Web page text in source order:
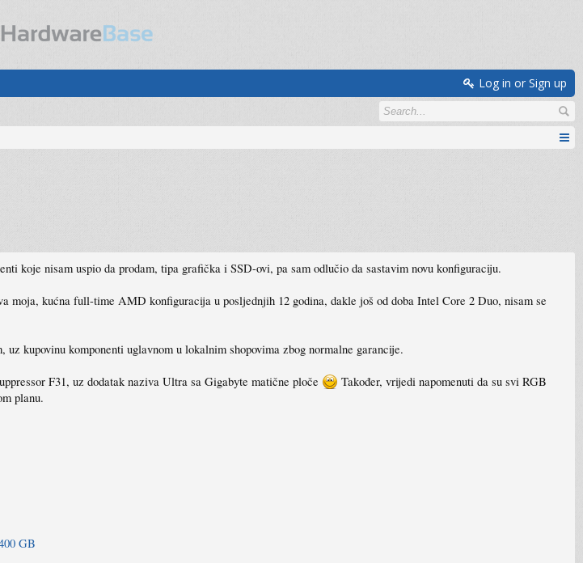
Log in or Sign up
koje nisam uspio da prodam, tipa grafička i SSD-ovi, pa sam odlučio da sastavim novu konfiguraciju.
kućna full-time AMD konfiguracija u posljednjih 12 godina, dakle još od doba Intel Core 2 Duo, nisam se
kupovinu komponenti uglavnom u lokalnim shopovima zbog normalne garancije.
F31, uz dodatak naziva Ultra sa Gigabyte matične ploče
Također, vrijedi napomenuti da su svi RGB
planu.
GB